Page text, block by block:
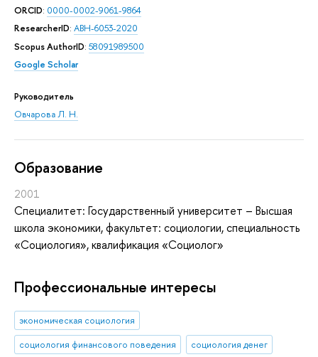
ORCID: 0000-0002-9061-9864
ResearcherID: ABH-6053-2020
Scopus AuthorID: 58091989500
Google Scholar
Руководитель
Овчарова Л. Н.
Oбразование
2001
Специалитет: Государственный университет – Высшая
школа экономики, факультет: социологии, специальность
«Социология», квалификация «Социолог»
Профессиональные интересы
экономическая социология
социология финансового поведения
социология денег